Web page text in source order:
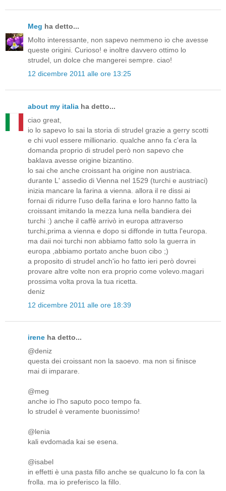
Meg ha detto...
Molto interessante, non sapevo nemmeno io che avesse
queste origini. Curioso! e inoltre davvero ottimo lo
strudel, un dolce che mangerei sempre. ciao!
12 dicembre 2011 alle ore 13:25
about my italia ha detto...
ciao great,
io lo sapevo lo sai la storia di strudel grazie a gerry scotti
e chi vuol essere millionario. qualche anno fa c'era la
domanda proprio di strudel però non sapevo che
baklava avesse origine bizantino.
lo sai che anche croissant ha origine non austriaca.
durante L' assedio di Vienna nel 1529 (turchi e austriaci)
inizia mancare la farina a vienna. allora il re dissi ai
fornai di ridurre l'uso della farina e loro hanno fatto la
croissant imitando la mezza luna nella bandiera dei
turchi :) anche il caffè arrivò in europa attraverso
turchi,prima a vienna e dopo si diffonde in tutta l'europa.
ma daii noi turchi non abbiamo fatto solo la guerra in
europa ,abbiamo portato anche buon cibo ;)
a proposito di strudel anch'io ho fatto ieri però dovrei
provare altre volte non era proprio come volevo.magari
prossima volta prova la tua ricetta.
deniz
12 dicembre 2011 alle ore 18:39
irene ha detto...
@deniz
questa dei croissant non la saoevo. ma non si finisce
mai di imparare.
@meg
anche io l'ho saputo poco tempo fa.
lo strudel è veramente buonissimo!
@lenia
kali evdomada kai se esena.
@isabel
in effetti è una pasta fillo anche se qualcuno lo fa con la
frolla. ma io preferisco la fillo.